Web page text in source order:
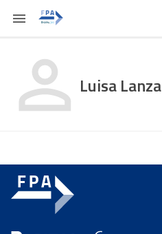
Luisa Lanza